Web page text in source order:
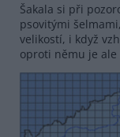
Šakala si při
psovitými
velikostí, i když
oproti němu je ale